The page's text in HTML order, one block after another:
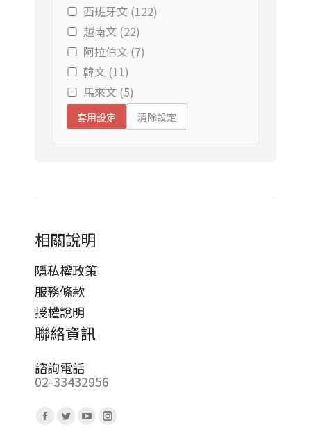
西班牙文 (122)
越南文 (22)
阿拉伯文 (7)
韓文 (11)
馬來文 (5)
套用設定 清除設定
相關說明
隱私權政策
服務條款
授權說明
聯絡資訊
諮詢電話
02-33432956
Facebook
TwitterYouTubeInstagram